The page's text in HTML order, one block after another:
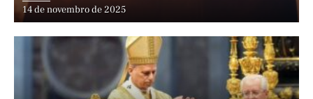
14 de novembro de 2025